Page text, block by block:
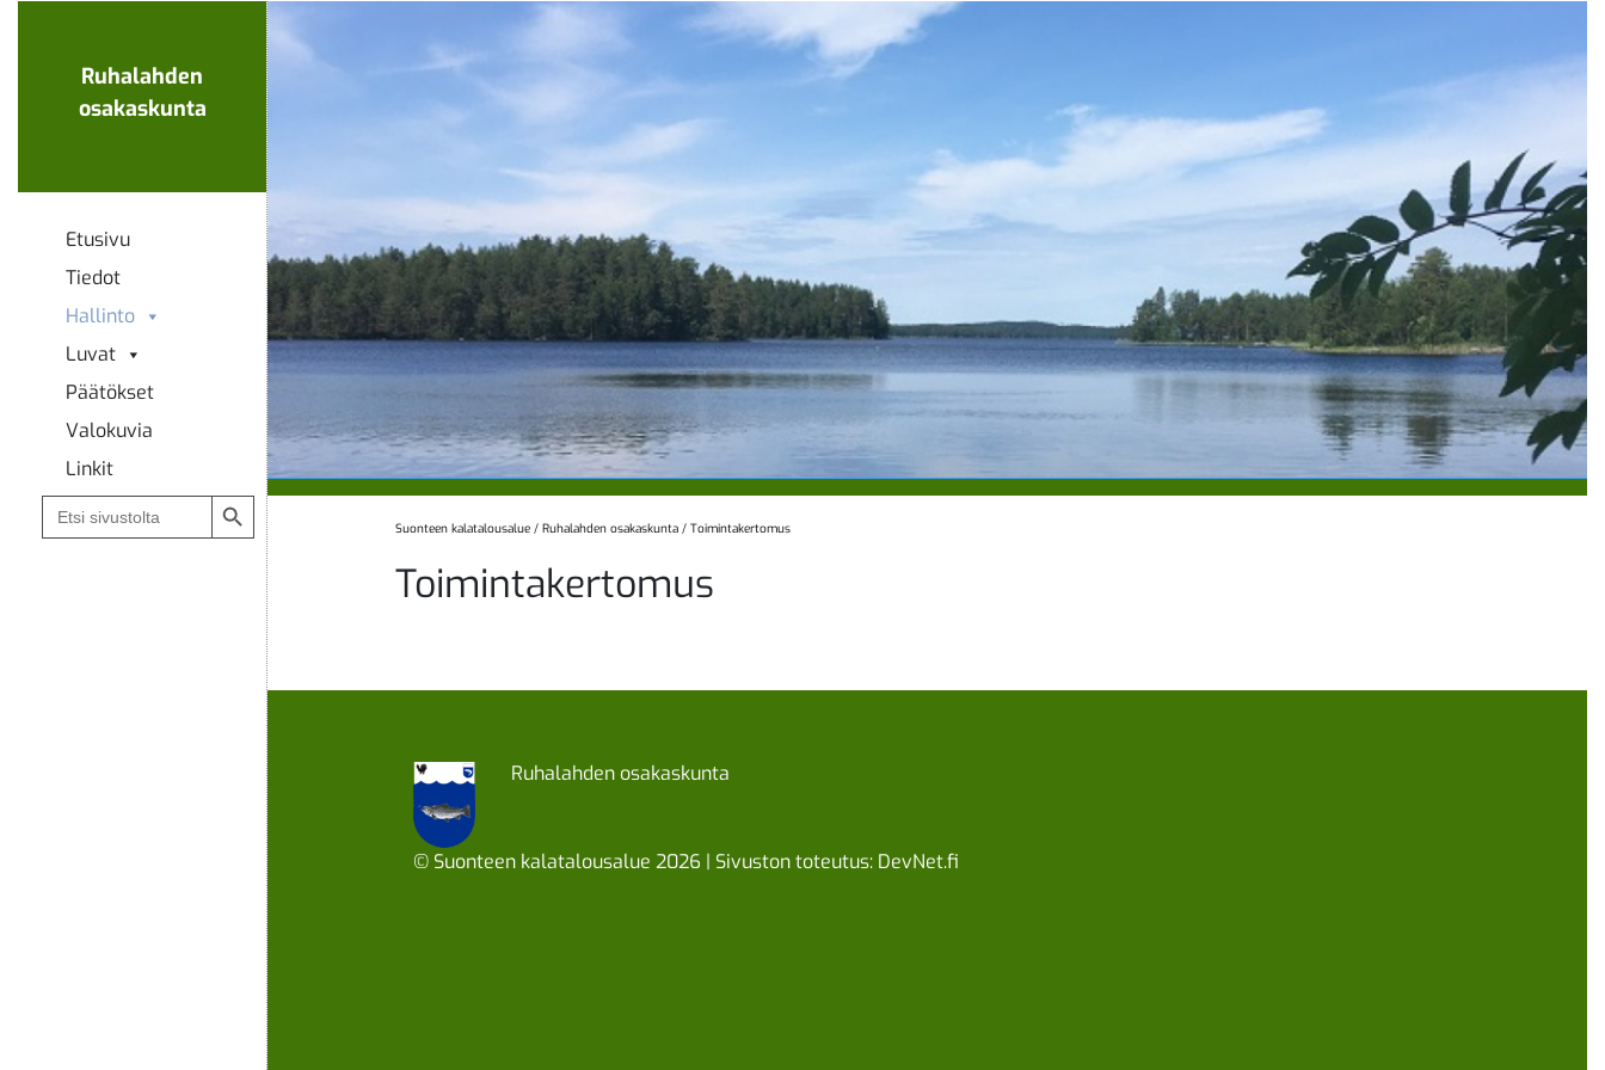
Ruhalahden
osakaskunta
Etusivu
Tiedot
Hallinto
Luvat
Päätökset
Valokuvia
Linkit
Search
for:
Search Button
Suonteen kalatalousalue /Ruhalahden osakaskunta /Toimintakertomus
Toimintakertomus
Ruhalahden osakaskunta
© Suonteen kalatalousalue 2026 | Sivuston toteutus: DevNet.fi